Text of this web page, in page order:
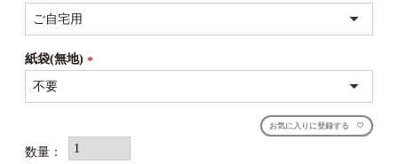
(必
須)
紙袋(無地)
須)
お気に入りに登録する